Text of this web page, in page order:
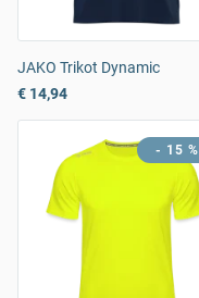
JAKO Trikot Dynamic
€ 14,94
- 15 %